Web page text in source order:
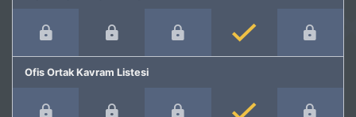
Ofis Ortak Kavram Listesi